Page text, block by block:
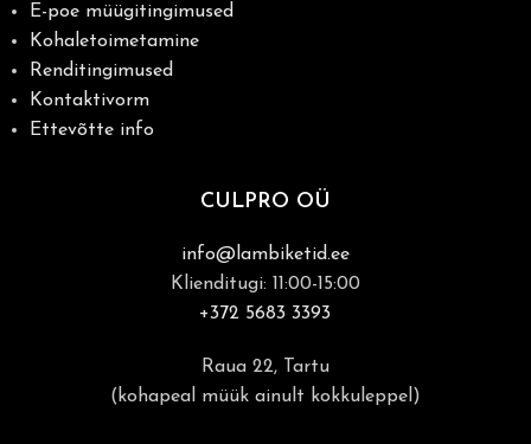
E-poe müügitingimused
Kohaletoimetamine
Renditingimused
Kontaktivorm
Ettevõtte info
CULPRO OÜ
info@lambiketid.ee
Klienditugi: 11:00-15:00
+372 5683 3393
Raua 22, Tartu
(kohapeal müük ainult kokkuleppel)